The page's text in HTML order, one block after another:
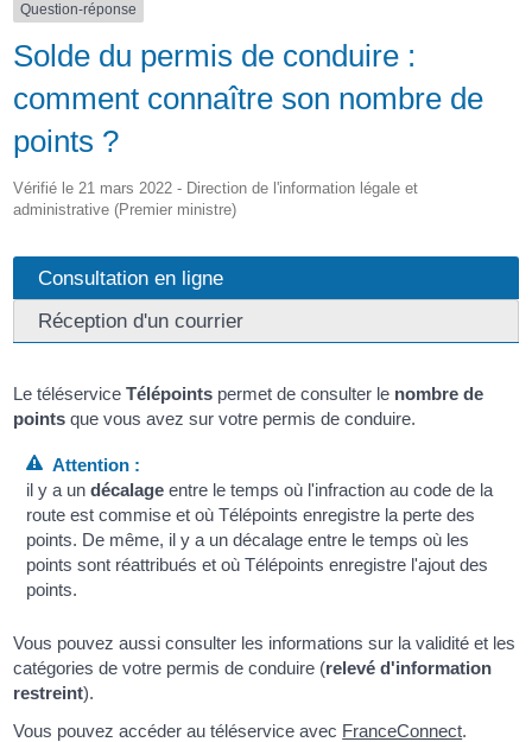
Question-réponse
Solde du permis de conduire :
comment connaître son nombre de
points ?
Vérifié le 21 mars 2022 - Direction de l'information légale et
administrative (Premier ministre)
Consultation en ligne
Réception d'un courrier
Le téléserviceTélépoints permet de consulter le nombre de
points que vous avez sur votre permis de conduire.
Attention :
il y a undécalage entre le temps où l'infraction au code de la
route est commise et où Télépoints enregistre la perte des
points. De même, il y a un décalage entre le temps où les
points sont réattribués et où Télépoints enregistre l'ajout des
points.
Vous pouvez aussi consulter les informations sur la validité et les
catégories de votre permis de conduire (relevé d'information
restreint).
Vous pouvez accéder au téléservice avec FranceConnect.